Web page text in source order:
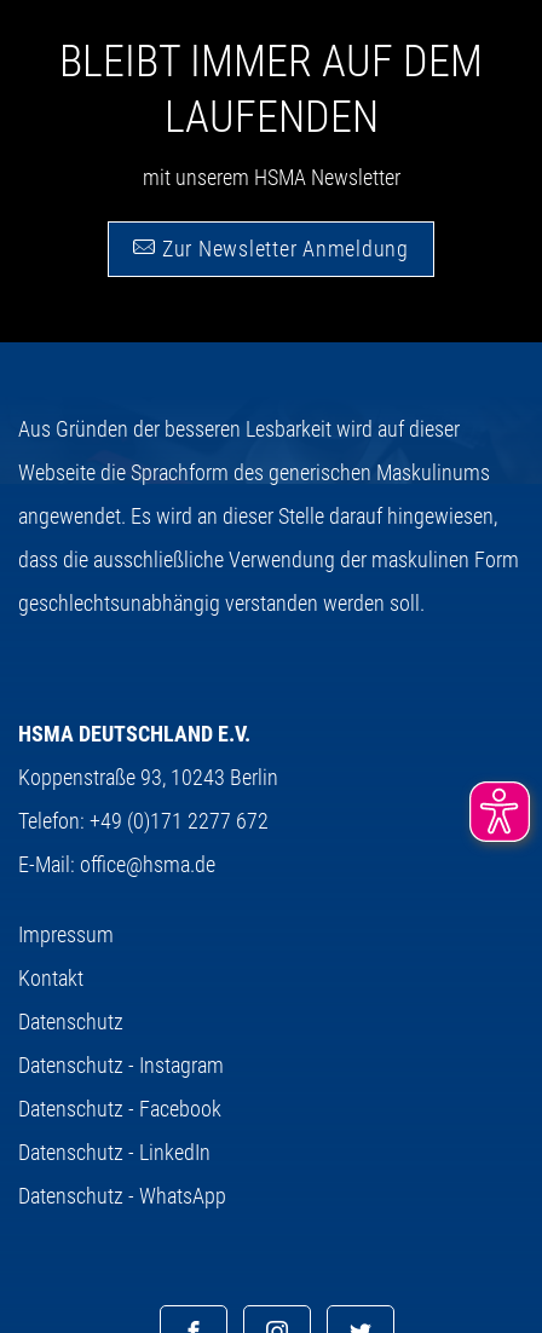
BLEIBT IMMER AUF DEM
LAUFENDEN
mit unserem HSMA Newsletter
Zur Newsletter Anmeldung
Aus Gründen der besseren Lesbarkeit wird auf dieser
Webseite die Sprachform des generischen Maskulinums
angewendet. Es wird an dieser Stelle darauf hingewiesen,
dass die ausschließliche Verwendung der maskulinen Form
geschlechtsunabhängig verstanden werden soll.
HSMA DEUTSCHLAND E.V.
Koppenstraße 93, 10243 Berlin
Telefon: +49 (0)171 2277 672
E-Mail: office@hsma.de
Impressum
Kontakt
Datenschutz
Datenschutz - Instagram
Datenschutz - Facebook
Datenschutz - LinkedIn
Datenschutz - WhatsApp